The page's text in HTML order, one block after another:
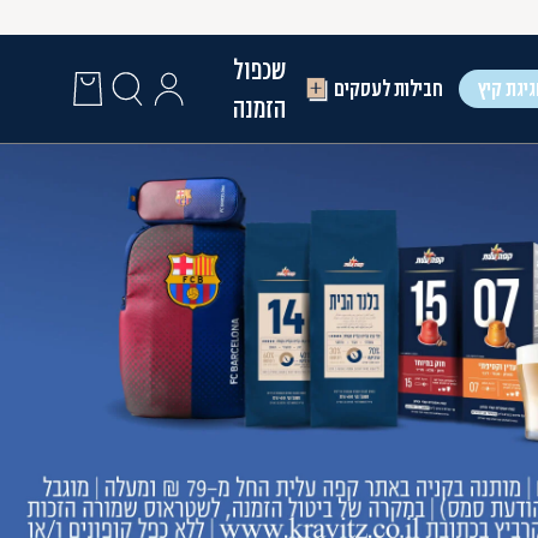
קיץ חבילות לעסקים
שכפול
הזמנה